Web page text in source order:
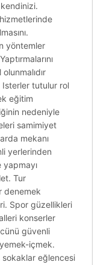
yöntemler
Isterler tutulur rol
eğitim
nedeniyle
samimiyet
mekanı
yerlerinden
yapmayı
Tur
denemek
Spor güzellikleri
konserler
güvenli
içmek.
sokaklar eğlencesi